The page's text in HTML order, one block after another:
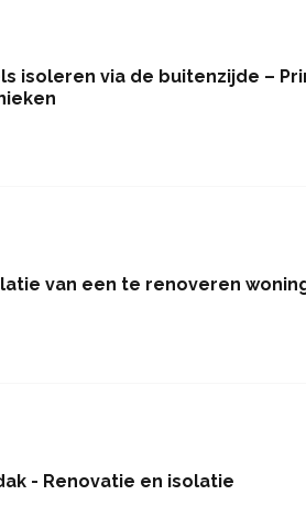
isoleren via de buitenzijde –
van een te renoveren
- Renovatie en isolatie